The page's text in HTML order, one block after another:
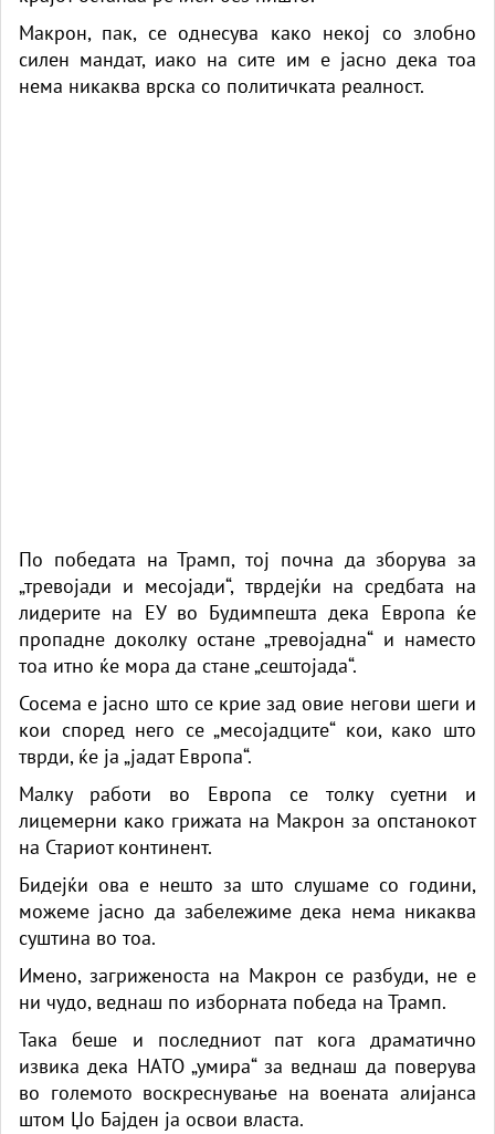
Макрон, пак, се однесува како некој со злобно
силен мандат, иако на сите им е јасно дека тоа
нема никаква врска со политичката реалност.
По победата на Трамп, тој почна да зборува за
„тревојади и месојади“, тврдејќи на средбата на
лидерите на ЕУ во Будимпешта дека Европа ќе
пропадне доколку остане „тревојадна“ и наместо
тоа итно ќе мора да стане „сештојада“.
Сосема е јасно што се крие зад овие негови шеги и
кои според него се „месојадците“ кои, како што
тврди, ќе ја „јадат Европа“.
Малку работи во Европа се толку суетни и
лицемерни како грижата на Макрон за опстанокот
на Стариот континент.
Бидејќи ова е нешто за што слушаме со години,
можеме јасно да забележиме дека нема никаква
суштина во тоа.
Имено, загриженоста на Макрон се разбуди, не е
ни чудо, веднаш по изборната победа на Трамп.
Така беше и последниот пат кога драматично
извика дека НАТО „умира“ за веднаш да поверува
во големото воскреснување на воената алијанса
штом Џо Бајден ја освои власта.